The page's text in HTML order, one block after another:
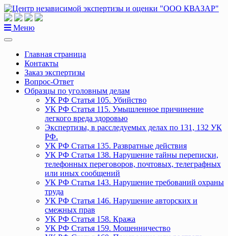
Перейти
к
содержанию
Меню
Главная страница
Контакты
Заказ экспертизы
Вопрос-Ответ
Образцы по уголовным делам
УК РФ Статья 105. Убийство
УК РФ Статья 115. Умышленное причинение
легкого вреда здоровью
Экспертизы, в расследуемых делах по 131, 132 УК
РФ.
УК РФ Статья 135. Развратные действия
УК РФ Статья 138. Нарушение тайны переписки,
телефонных переговоров, почтовых, телеграфных
или иных сообщений
УК РФ Статья 143. Нарушение требований охраны
труда
УК РФ Статья 146. Нарушение авторских и
смежных прав
УК РФ Статья 158. Кража
УК РФ Статья 159. Мошенничество